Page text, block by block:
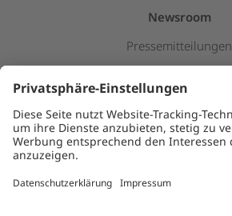
Newsroom
Pressemitteilungen
Downloads
Kids